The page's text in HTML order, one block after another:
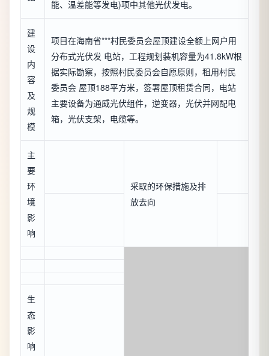
能、温差能等发电)项中其他光伏发电。
建
设
内
容
及
规
模
项目在海南省***村民委员会屋顶建设全额上网户用
分布式光伏发 电站，工程规划装机容量为41.8kW根
据实际勘察，按照村民委员会自愿原则，租用村民
委员会 屋顶188平方米，签署屋顶租赁合同，电站
主要设备为通威光伏组件，逆变器，光伏并网配电
箱，光伏支架，电缆等。
主
要
环
境
影
响
采取的环保措施及排
放去向
生
态
影
响